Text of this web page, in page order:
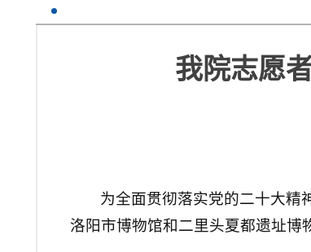
我院志愿
为全面贯彻落实党的二十大精
洛阳市博物馆和二里头夏都遗址博